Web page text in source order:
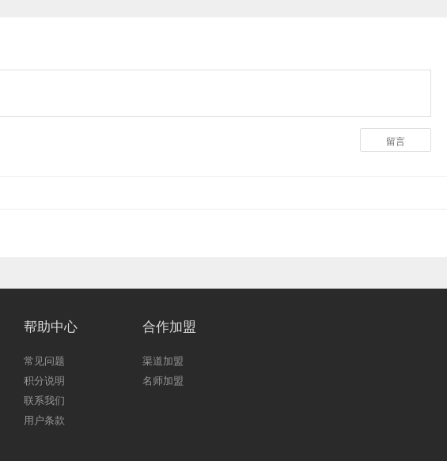
留言
帮助中心
常见问题
积分说明
联系我们
用户条款
合作加盟
渠道加盟
名师加盟